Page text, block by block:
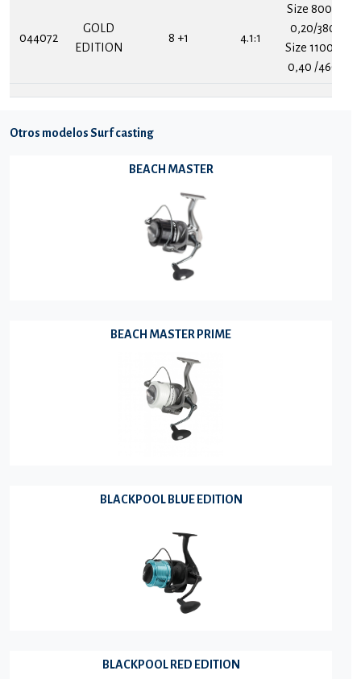
044072
GOLD
EDITION
8 +1 4.1:1
Size 8000
0,20/380
Size 11000
0,40 /460
Otros modelos Surf casting
BEACH MASTER
BEACH MASTER PRIME
BLACKPOOL BLUE EDITION
BLACKPOOL RED EDITION